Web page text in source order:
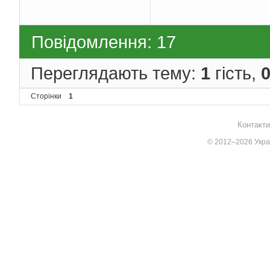
Повідомлення: 17
Переглядають тему: 1 гість, 0
Сторінки 1
© 2012–2026